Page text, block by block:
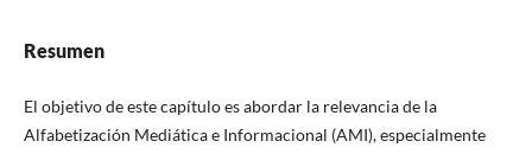
Resumen
El objetivo de este capítulo es abordar la relevancia de la
Alfabetización Mediática e Informacional (AMI), especialmente